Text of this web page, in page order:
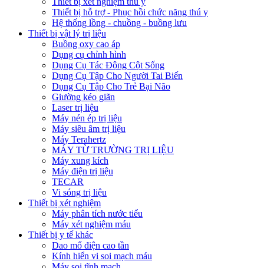
Thiết bị hỗ trợ - Phục hồi chức năng thú y
Hệ thống lồng - chuồng - buồng lưu
Thiết bị vật lý trị liệu
Buồng oxy cao áp
Dụng cụ chỉnh hình
Dụng Cụ Tác Động Cột Sống
Dụng Cụ Tập Cho Người Tai Biến
Dụng Cụ Tập Cho Trẻ Bại Não
Giường kéo giãn
Laser trị liệu
Máy nén ép trị liệu
Máy siêu âm trị liệu
Máy Terahertz
MÁY TỪ TRƯỜNG TRỊ LIỆU
Máy xung kích
Máy điện trị liệu
TECAR
Vi sóng trị liệu
Thiết bị xét nghiệm
Máy phân tích nước tiểu
Máy xét nghiệm máu
Thiết bị y tế khác
Dao mổ điện cao tần
Kính hiển vi soi mạch máu